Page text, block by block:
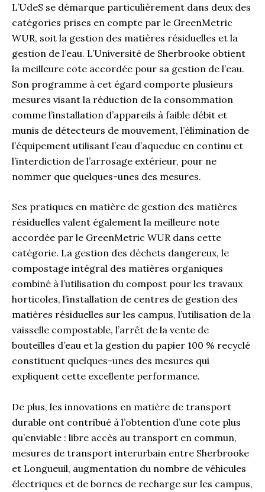
L’UdeS se démarque particulièrement dans deux des
catégories prises en compte par le GreenMetric
WUR, soit la gestion des matières résiduelles et la
gestion de l’eau. L’Université de Sherbrooke obtient
la meilleure cote accordée pour sa gestion de l’eau.
Son programme à cet égard comporte plusieurs
mesures visant la réduction de la consommation
comme l’installation d’appareils à faible débit et
munis de détecteurs de mouvement, l’élimination de
l’équipement utilisant l’eau d’aqueduc en continu et
l’interdiction de l’arrosage extérieur, pour ne
nommer que quelques-unes des mesures.
Ses pratiques en matière de gestion des matières
résiduelles valent également la meilleure note
accordée par le GreenMetric WUR dans cette
catégorie. La gestion des déchets dangereux, le
compostage intégral des matières organiques
combiné à l’utilisation du compost pour les travaux
horticoles, l’installation de centres de gestion des
matières résiduelles sur les campus, l’utilisation de la
vaisselle compostable, l’arrêt de la vente de
bouteilles d’eau et la gestion du papier 100 % recyclé
constituent quelques-unes des mesures qui
expliquent cette excellente performance.
De plus, les innovations en matière de transport
durable ont contribué à l’obtention d’une cote plus
qu’enviable : libre accès au transport en commun,
mesures de transport interurbain entre Sherbrooke
et Longueuil, augmentation du nombre de véhicules
électriques et de bornes de recharge sur les campus,